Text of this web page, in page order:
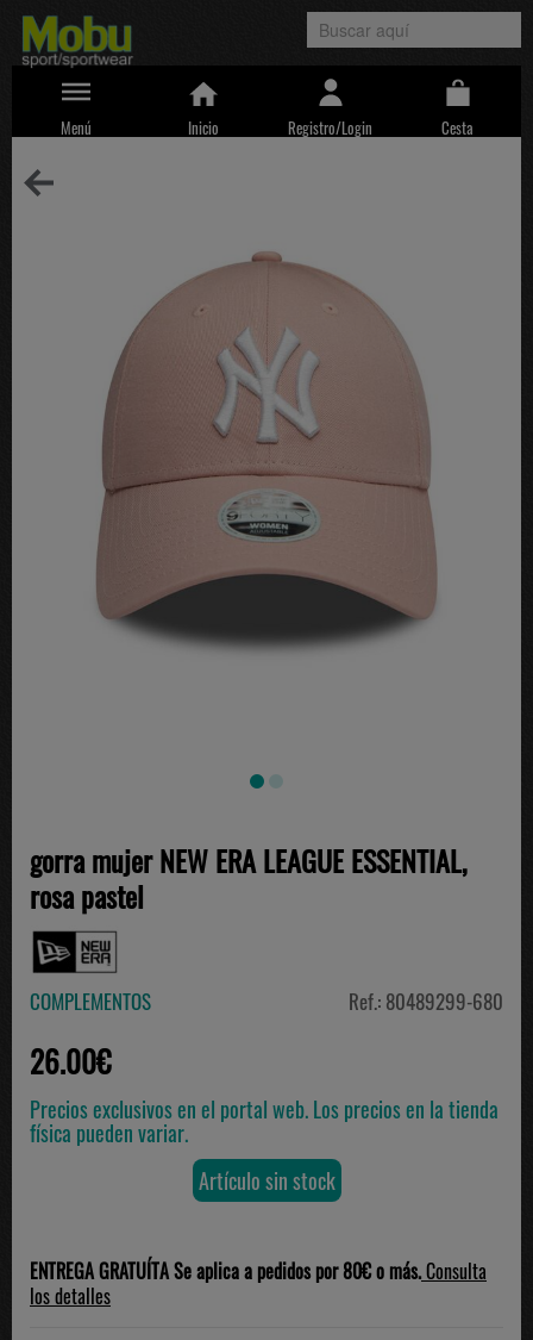
Menú Inicio Registro/Login Cesta
gorra mujer NEW ERA LEAGUE ESSENTIAL,
rosa pastel
COMPLEMENTOS Ref.: 80489299-680
26.00€
Precios exclusivos en el portal web. Los precios en la tienda
física pueden variar.
Artículo sin stock
ENTREGA GRATUÍTA Se aplica a pedidos por 80€ o más.Consulta
los detalles